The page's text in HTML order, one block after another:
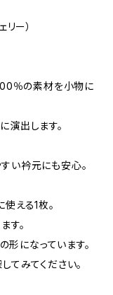
ー）
％の素材を小物に
演出します。
い衿元にも安心。
える1枚。
す。
形になっています。
てみてください。